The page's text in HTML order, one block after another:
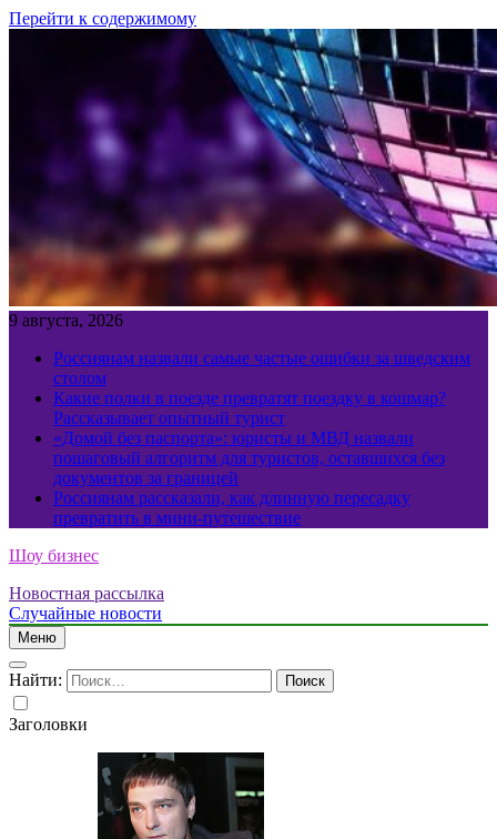
Перейти к содержимому
9 августа, 2026
Россиянам назвали самые частые ошибки за шведским
столом
Какие полки в поезде превратят поездку в кошмар?
Рассказывает опытный турист
«Домой без паспорта»: юристы и МВД назвали
пошаговый алгоритм для туристов, оставшихся без
документов за границей
Россиянам рассказали, как длинную пересадку
превратить в мини-путешествие
Шоу бизнес
Новостная рассылка
Случайные новости
Меню
Найти:
Заголовки